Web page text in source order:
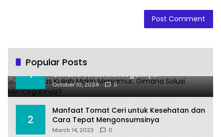
Popular Posts
1
Joki Tugas Kuliah Makin Menjamur,
Gimana Solusi Mencegahnya?
October 10, 2024 0
2
Manfaat Tomat Ceri untuk Kesehatan dan
Cara Tepat Mengonsumsinya
March 14, 2023 0